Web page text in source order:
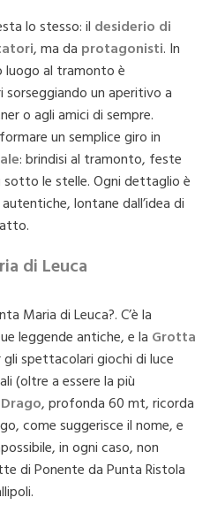
lo stesso: il desiderio di
, ma da protagonisti. In
al tramonto è
sorseggiando un aperitivo a
o agli amici di sempre.
un semplice giro in
: brindisi al tramonto, feste
le stelle. Ogni dettaglio è
lontane dall’idea di
di Leuca
Maria di Leuca?. C’è la
leggende antiche, e la Grotta
spettacolari giochi di luce
(oltre a essere la più
, profonda 60 mt, ricorda
come suggerisce il nome, e
in ogni caso, non
di Ponente da Punta Ristola